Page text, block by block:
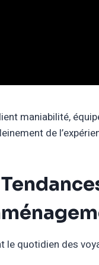
maniabilité,
de
quotidien des